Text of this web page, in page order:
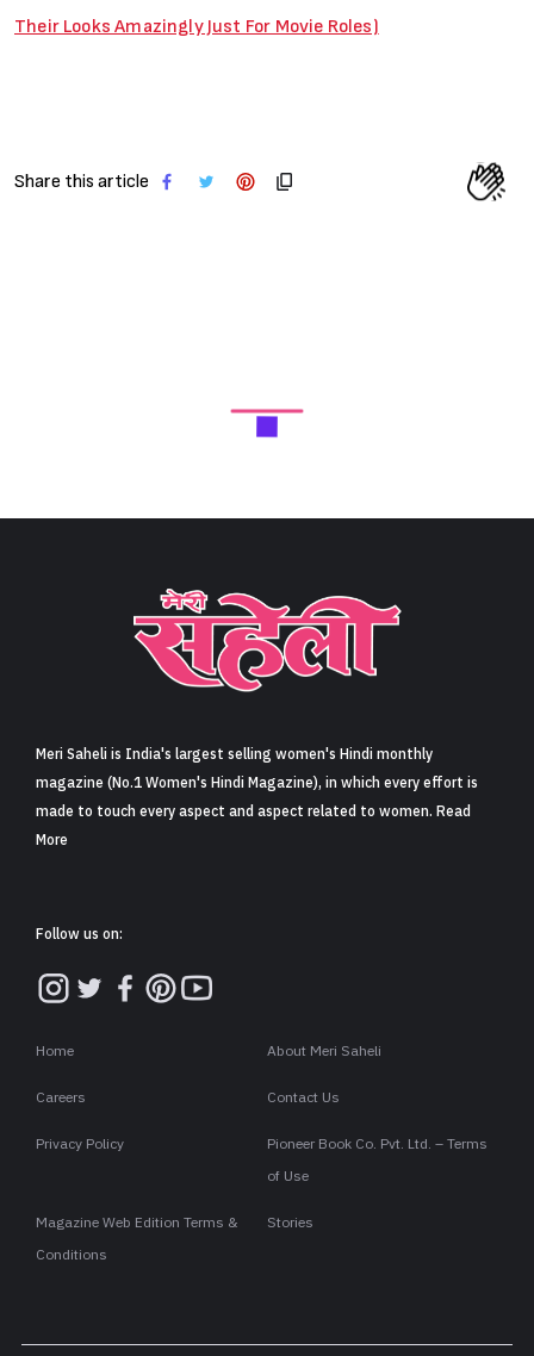
Their Looks Amazingly Just For Movie Roles)
Share this article
Meri Saheli is India's largest selling women's Hindi monthly
magazine (No.1 Women's Hindi Magazine), in which every effort is
made to touch every aspect and aspect related to women. Read
More
Follow us on:
Home About Meri Saheli
Careers Contact Us
Privacy Policy
Pioneer Book Co. Pvt. Ltd. – Terms
of Use
Magazine Web Edition Terms &
Conditions
Stories